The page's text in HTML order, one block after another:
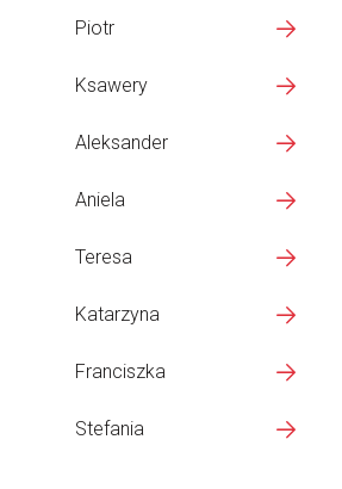
Piotr
Ksawery
Aleksander
Aniela
Teresa
Katarzyna
Franciszka
Stefania